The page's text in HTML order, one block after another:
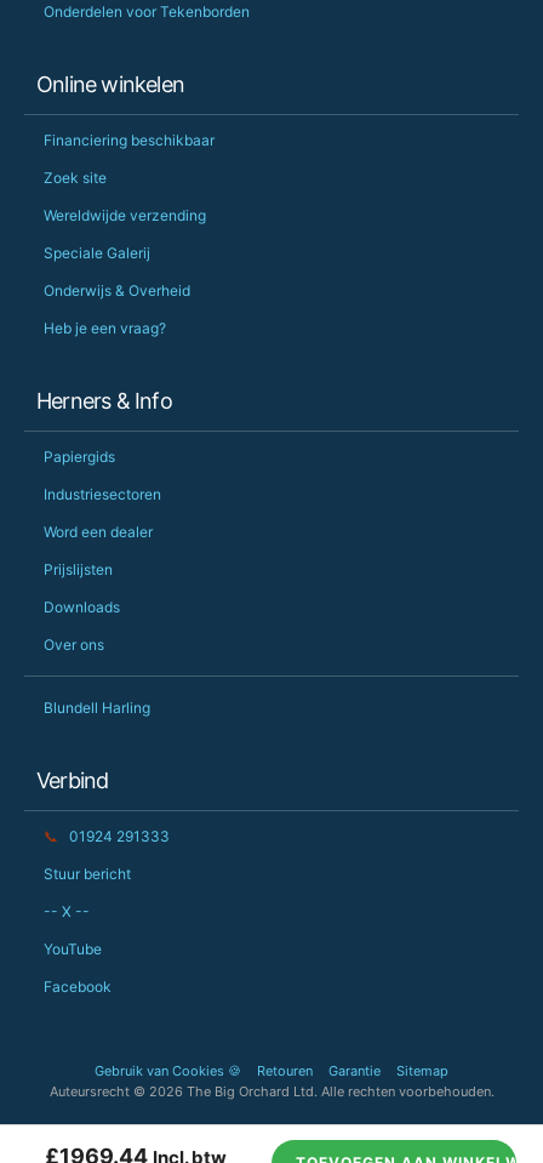
£1969.44 Incl. btw
Onderdelen voor Tekenborden
Online winkelen
Financiering beschikbaar
Zoek site
Wereldwijde verzending
Speciale Galerij
Onderwijs & Overheid
Heb je een vraag?
Herners & Info
Papiergids
Industriesectoren
Word een dealer
Prijslijsten
Downloads
Over ons
Blundell Harling
Verbind
📞 01924 291333
Stuur bericht
-- X --
YouTube
Facebook
Gebruik van Cookies 🍪 Retouren Garantie
Sitemap
Auteursrecht © 2026 The Big Orchard Ltd. Alle rechten voorbehouden.